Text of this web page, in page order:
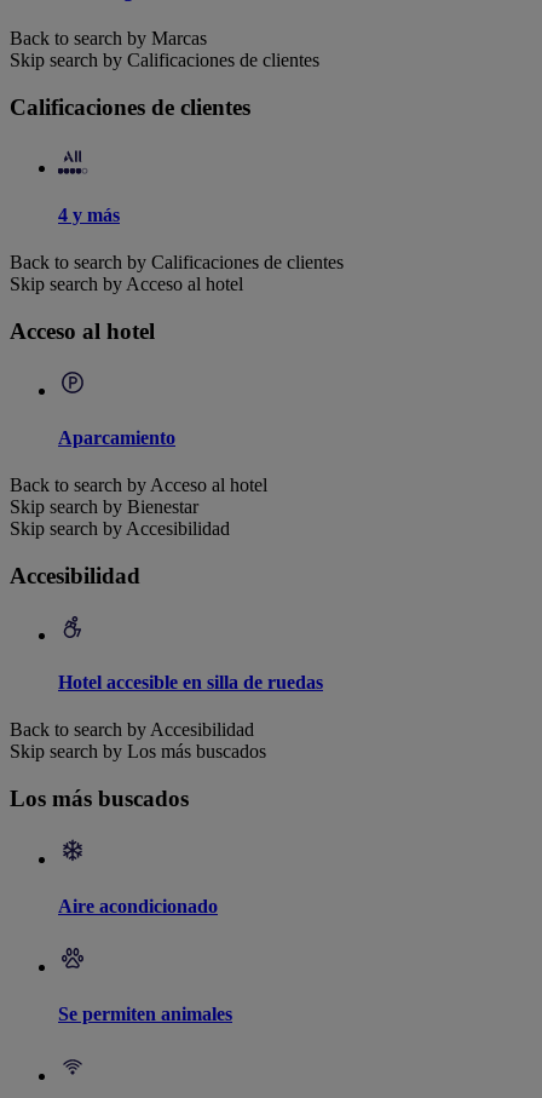
Back to search by Marcas
Skip search by Calificaciones de clientes
Calificaciones de clientes
4 y más
Back to search by Calificaciones de clientes
Skip search by Acceso al hotel
Acceso al hotel
Aparcamiento
Back to search by Acceso al hotel
Skip search by Bienestar
Skip search by Accesibilidad
Accesibilidad
Hotel accesible en silla de ruedas
Back to search by Accesibilidad
Skip search by Los más buscados
Los más buscados
Aire acondicionado
Se permiten animales